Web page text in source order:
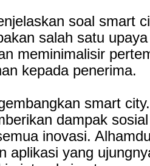
soal smart
salah satu
meminimalisir
kepada penerima.
smart
dampak
inovasi.
aplikasi yang